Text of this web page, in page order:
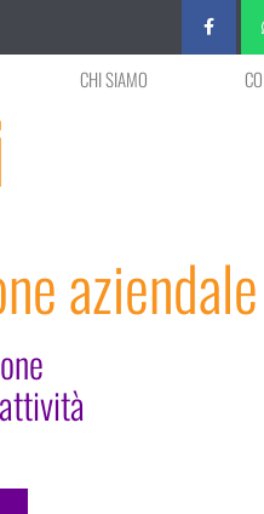
CHI SIAMO
aziendale